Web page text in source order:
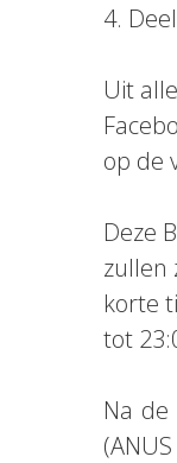
4.
Uit
op de
Deze
zullen
korte
tot
Na